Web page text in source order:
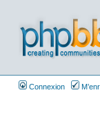
Connexion